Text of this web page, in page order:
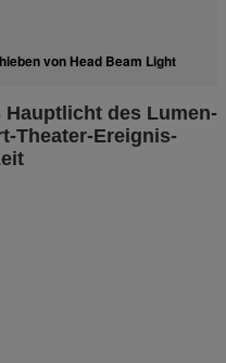
von Head Beam Light
des Lumen-
Theater-Ereignis-